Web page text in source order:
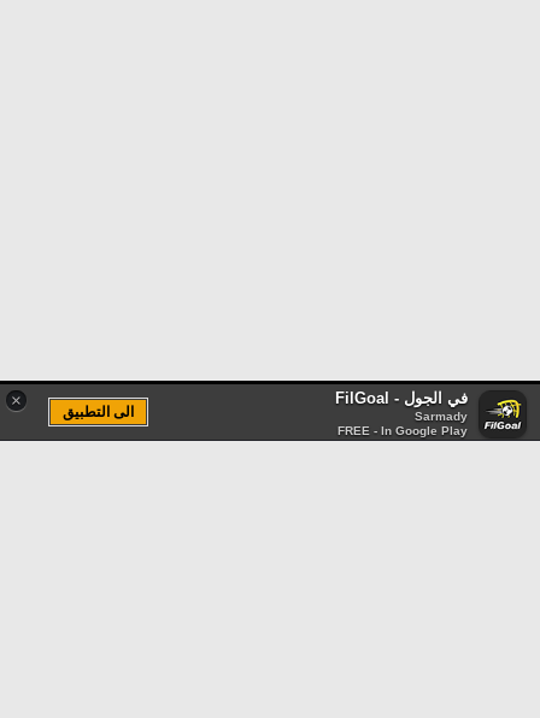
× في الجول - FilGoal
Sarmady
FREE - In Google Play
الى التطبيق